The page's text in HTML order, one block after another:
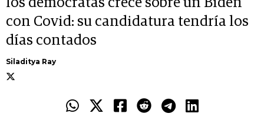
los demócratas crece sobre un Biden
con Covid: su candidatura tendría los
días contados
Siladitya Ray